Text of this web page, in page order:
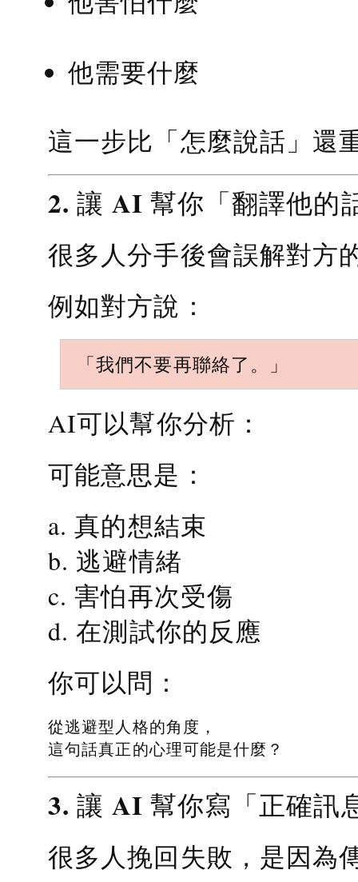
他需要什麼
這一步比「怎麼說話」還
2. 讓 AI 幫你「翻譯他的
很多人分手後會誤解對方
例如對方說：
「我們不要再聯絡了。」
AI可以幫你分析：
可能意思是：
a. 真的想結束
b. 逃避情緒
c. 害怕再次受傷
d. 在測試你的反應
你可以問：
從逃避型人格的角度，
這句話真正的心理可能是什麼？
3. 讓 AI 幫你寫「正確訊
很多人挽回失敗，是因為